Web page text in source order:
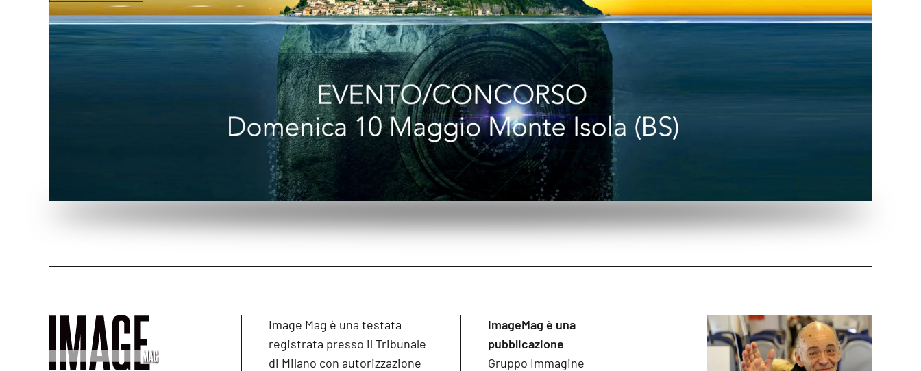
Image Mag è una testata
registrata presso il Tribunale
di Milano con autorizzazione
ImageMag è una
pubblicazione
Gruppo Immagine